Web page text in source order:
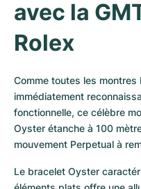
avec la
Rolex
Comme toutes les
immédiatement
fonctionnelle, ce célèbre
Oyster étanche à 100
mouvement Perpetual à
Le bracelet Oyster